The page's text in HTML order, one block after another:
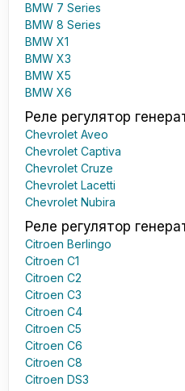
BMW 7 Series
BMW 8 Series
BMW X1
BMW X3
BMW X5
BMW X6
Реле регулятор
Chevrolet Aveo
Chevrolet Captiva
Chevrolet Cruze
Chevrolet Lacetti
Chevrolet Nubira
Реле регулятор
Citroen Berlingo
Citroen C1
Citroen C2
Citroen C3
Citroen C4
Citroen C5
Citroen C6
Citroen C8
Citroen DS3